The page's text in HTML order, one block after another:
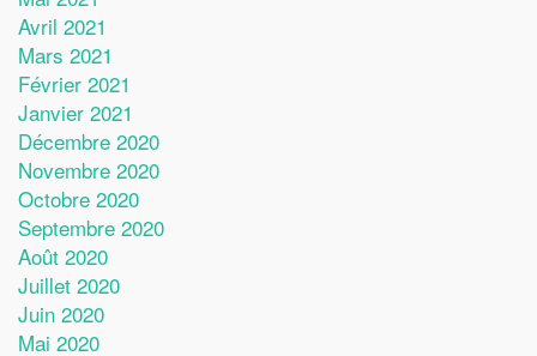
Avril 2021
Mars 2021
Février 2021
Janvier 2021
Décembre 2020
Novembre 2020
Octobre 2020
Septembre 2020
Août 2020
Juillet 2020
Juin 2020
Mai 2020